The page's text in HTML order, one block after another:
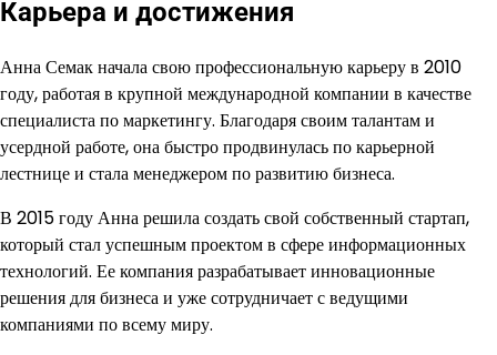
Карьера и достижения
Анна Семак начала свою профессиональную карьеру в 2010
году, работая в крупной международной компании в качестве
специалиста по маркетингу. Благодаря своим талантам и
усердной работе, она быстро продвинулась по карьерной
лестнице и стала менеджером по развитию бизнеса.
В 2015 году Анна решила создать свой собственный стартап,
который стал успешным проектом в сфере информационных
технологий. Ее компания разрабатывает инновационные
решения для бизнеса и уже сотрудничает с ведущими
компаниями по всему миру.